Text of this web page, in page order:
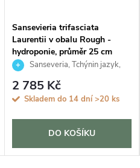
Sansevieria trifasciata
Laurentii v obalu Rough -
hydroponie, průměr 25 cm
Sanseveria, Tchýnin jazyk,
Tenura
2 785 Kč
Skladem do 14 dní >20 ks
DO KOŠÍKU